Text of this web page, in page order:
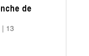
de
| 13